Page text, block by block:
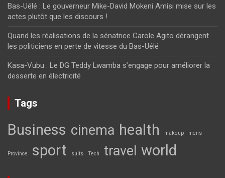
Bas-Uélé : Le gouverneur Mike-David Mokeni Amisi mise sur les
actes plutôt que les discours !
Quand les réalisations de la sénatrice Carole Agito dérangent
les politiciens en perte de vitesse du Bas-Uélé
Kasa-Vubu : Le DG Teddy Lwamba s’engage pour améliorer la
desserte en électricité
Tags
Business cinema health makeup mens
Province sport suits Tech travel world